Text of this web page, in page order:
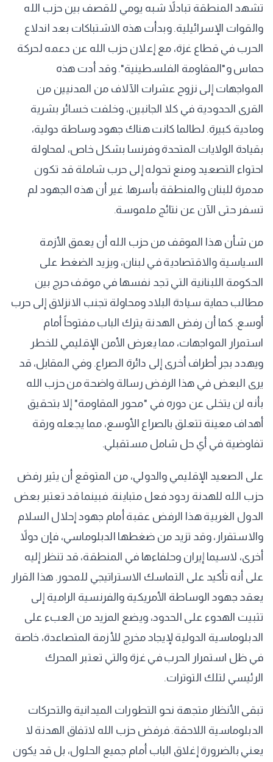
تشهد المنطقة تبادلاً شبه يومي للقصف بين حزب الله
والقوات الإسرائيلية. وبدأت هذه الاشتباكات بعد اندلاع
الحرب في قطاع غزة، مع إعلان حزب الله عن دعمه لحركة
حماس و"المقاومة الفلسطينية". وقد أدت هذه
المواجهات إلى نزوح عشرات الآلاف من المدنيين من
القرى الحدودية في كلا الجانبين، وخلفت خسائر بشرية
ومادية كبيرة. لطالما كانت هناك جهود وساطة دولية،
بقيادة الولايات المتحدة وفرنسا بشكل خاص، لمحاولة
احتواء التصعيد ومنع تحوله إلى حرب شاملة قد تكون
مدمرة للبنان والمنطقة بأسرها. غير أن هذه الجهود لم
تسفر حتى الآن عن نتائج ملموسة.
من شأن هذا الموقف من حزب الله أن يعمق الأزمة
السياسية والاقتصادية في لبنان، ويزيد الضغط على
الحكومة اللبنانية التي تجد نفسها في موقف حرج بين
مطالب حماية سيادة البلاد ومحاولة تجنب الانزلاق إلى حرب
أوسع. كما أن رفض الهدنة يترك الباب مفتوحاً أمام
استمرار المواجهات، مما يعرض الأمن الإقليمي للخطر
ويهدد بجر أطراف أخرى إلى دائرة الصراع. وفي المقابل، قد
يرى البعض في هذا الرفض رسالة واضحة من حزب الله
بأنه لن يتخلى عن دوره في "محور المقاومة" إلا بتحقيق
أهداف معينة تتعلق بالصراع الأوسع، مما يجعله ورقة
تفاوضية في أي حل شامل مستقبلي.
على الصعيد الإقليمي والدولي، من المتوقع أن يثير رفض
حزب الله للهدنة ردود فعل متباينة. فبينما قد تعتبر بعض
الدول الغربية هذا الرفض عقبة أمام جهود إحلال السلام
والاستقرار، وقد تزيد من ضغطها الدبلوماسي، فإن دولاً
أخرى، لاسيما إيران وحلفاءها في المنطقة، قد تنظر إليه
على أنه تأكيد على التماسك الاستراتيجي للمحور. هذا القرار
يعقد جهود الوساطة الأمريكية والفرنسية الرامية إلى
تثبيت الهدوء على الحدود، ويضع المزيد من العبء على
الدبلوماسية الدولية لإيجاد مخرج للأزمة المتصاعدة، خاصة
في ظل استمرار الحرب في غزة والتي تعتبر المحرك
الرئيسي لتلك التوترات.
تبقى الأنظار متجهة نحو التطورات الميدانية والتحركات
الدبلوماسية اللاحقة. فرفض حزب الله لاتفاق الهدنة لا
يعني بالضرورة إغلاق الباب أمام جميع الحلول، بل قد يكون